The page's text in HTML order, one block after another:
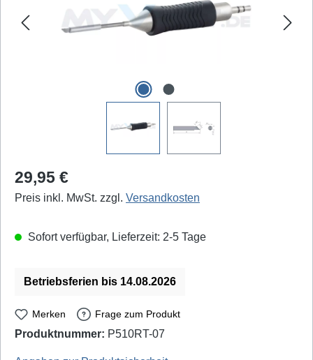
Regulärer Preis:
29,95 €
Preis inkl. MwSt. zzgl. Versandkosten
Sofort verfügbar, Lieferzeit: 2-5 Tage
Betriebsferien bis 14.08.2026
Merken Frage zum Produkt
Produktnummer: P510RT-07